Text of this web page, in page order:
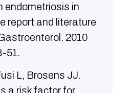
endometriosis in
report and literature
2010
51.
L, Brosens JJ.
a risk factor for